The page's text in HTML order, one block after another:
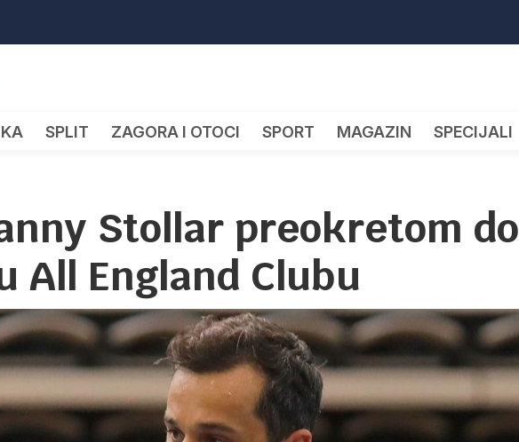
SPLIT ZAGORA I OTOCI SPORT MAGAZIN SPECIJALI
Stollar preokretom do
All England Clubu